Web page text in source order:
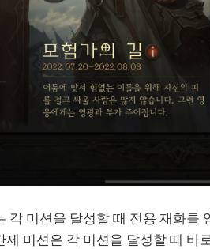
각 미션을 달성할 때 전용 재화를
제 미션은 각 미션을 달성할 때 바